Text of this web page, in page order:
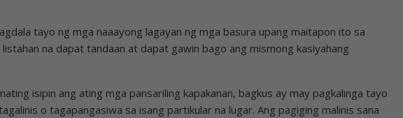
tayo ng mga naaayong lagayan ng mga basura upang maitapon ito sa
na dapat tandaan at dapat gawin bago ang mismong kasiyahang
isipin ang ating mga pansariling kapakanan, bagkus ay may pagkalinga tayo
o tagapangasiwa sa isang partikular na lugar. Ang pagiging malinis sana